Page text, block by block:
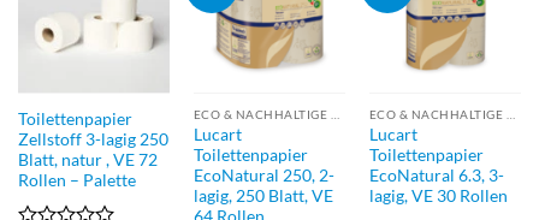
Toilettenpapier
Zellstoff 3-lagig 250
Blatt, natur , VE 72
Rollen – Palette
Lucart
Toilettenpapier
EcoNatural 250, 2-
lagig, 250 Blatt, VE
64 Rollen
Lucart
Toilettenpapier
EcoNatural 6.3, 3-
lagig, VE 30 Rollen